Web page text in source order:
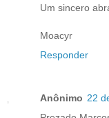
Um sincero
Moacyr
Responder
Anônimo 22